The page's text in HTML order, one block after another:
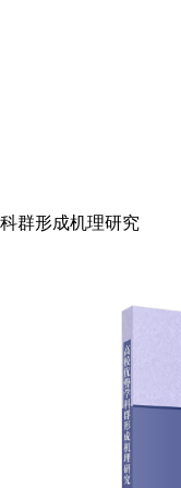
群形成机理研究